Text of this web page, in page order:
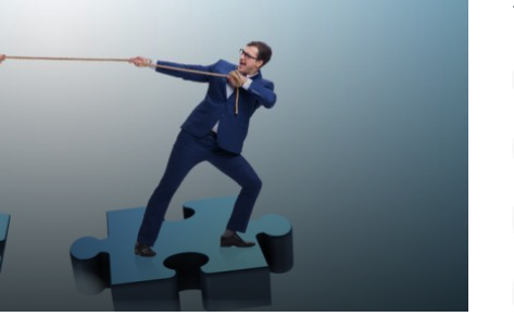
DE RECHTSPOSITIE VAN
DE SOLLICITANT EN VAN
DE WERKNEMER TIJDENS
DE PROEFTIJD, 20-12-
2011, TRA 2011/107
TERUGBETALING VAN
STUDIEKOSTEN NA
PROEFTIJDONTSLAG?
EEN DURE LES?, 14-03-
2012, DJ 2012/1075
WET